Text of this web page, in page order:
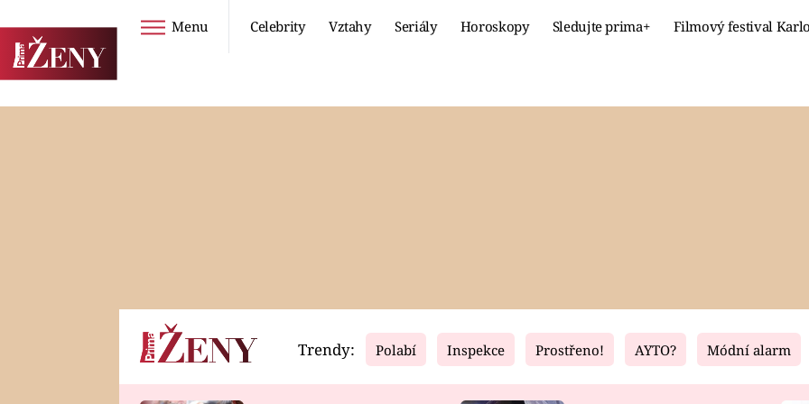
Menu Celebrity Vztahy Seriály Horoskopy Sledujte prima+ Filmový festival
Horoskopy Video Fresh Living
Trendy: Polabí Inspekce Prostřeno! AYTO? Módní alarm